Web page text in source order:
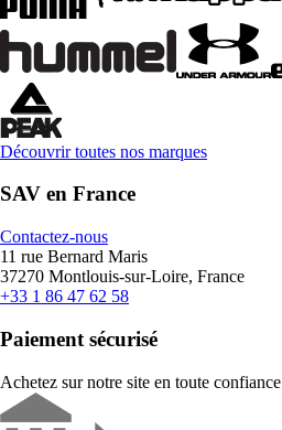
Découvrir toutes nos marques
SAV en France
Contactez-nous
11 rue Bernard Maris
37270 Montlouis-sur-Loire, France
+33 1 86 47 62 58
Paiement sécurisé
Achetez sur notre site en toute confiance